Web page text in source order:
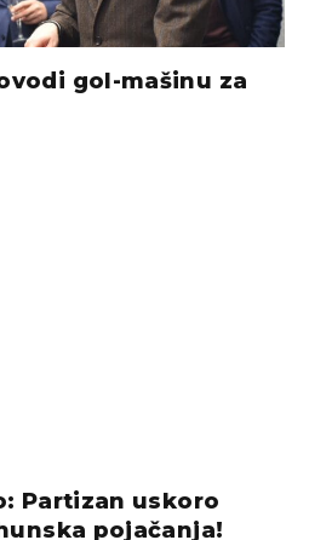
gol-mašinu za
Partizan uskoro
pojačanja!